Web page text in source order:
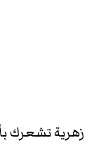
تشعرك